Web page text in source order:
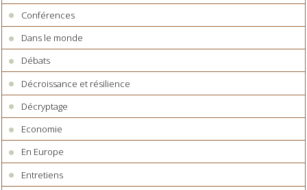
Conférences
Dans le monde
Débats
Décroissance et résilience
Décryptage
Economie
En Europe
Entretiens